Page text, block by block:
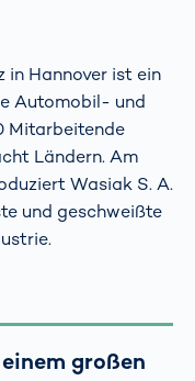
Hannover ist ein
Automobil- und
Mitarbeitende
Ländern. Am
Wasiak S. A.
und geschweißte
großen